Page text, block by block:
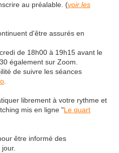
au préalable. (voir les
d'être assurés en
de 18h00 à 19h15 avant le
également sur Zoom.
de suivre les séances
librement à votre rythme et
mis en ligne "Le quart
être informé des